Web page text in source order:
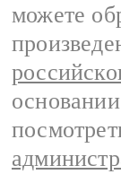
можете
основании